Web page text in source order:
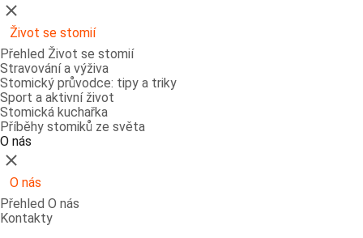
Zavřít
Život se stomií
Přehled Život se stomií
Stravování a výživa
Stomický průvodce: tipy a triky
Sport a aktivní život
Stomická kuchařka
Příběhy stomiků ze světa
O nás
Zavřít
O nás
Přehled O nás
Kontakty